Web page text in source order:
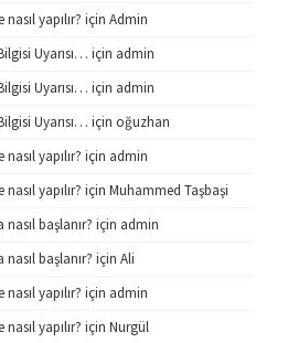
yapılır? için Admin
Uyarısı… için admin
Uyarısı… için admin
Uyarısı… için oğuzhan
yapılır? için admin
yapılır? için Muhammed Taşbaşi
başlanır? için admin
başlanır? için Ali
yapılır? için admin
yapılır? için Nurgül